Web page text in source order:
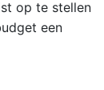
op te stellen
een